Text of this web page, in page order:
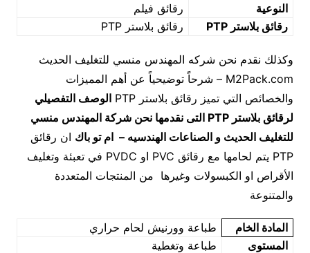
النوعية
رقائق فيلم
رقائق بلاسترPTP رقائق بلاستر PTP
وكذلك نقدم نحن شركه المهندس منسي للتغليف الحديث
M2Pack.com – شرحاًَ توضيحياً عن أهم المميزات
والخصائص التي تميز رقائق بلاستر PTP
الوصف التفصيلي
لرقائق بلاستر PTP التى نقدمها نحن شركة المهندس منسي
للتغليف الحديث و الصناعات الهندسيه – ام تو باك ان رقائق
PTP يتم لحامها مع رقائق PVC او PVDC في تعبئة وتغليف
الأقراص او الكبسولات وغيرها من المنتجات المتعددة
والمتنوعة
المادة الخام
طباعة وورنيش لحام حراري
المستوى
طباعة وتغطية